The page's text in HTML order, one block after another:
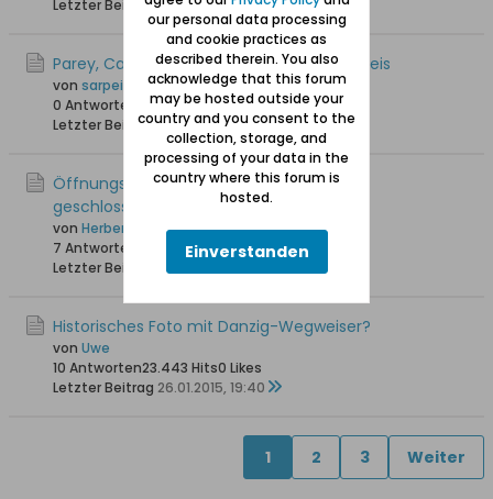
Letzter Beitrag06.03.2016, 00:51
Parey, Carl - Bücher zum Marienburger Kreis
von sarpei
0 Antworten
13.476 Hits0 Likes
Letzter Beitrag 14.03.2015, 17:13
Öffnungszeiten der Marienburg (Montag
geschlossen)
von Herbert Claaßen
7 Antworten
18.414 Hits0 Likes
Letzter Beitrag
05.03.2015, 23:44
Historisches Foto mit Danzig-Wegweiser?
von Uwe
10 Antworten23.443 Hits0 Likes
Letzter Beitrag 26.01.2015, 19:40
1 2 3 Weiter
our personal data processing
and cookie practices as
described therein. You also
acknowledge that this forum
may be hosted outside your
country and you consent to the
collection, storage, and
processing of your data in the
country where this forum is
hosted.
Einverstanden